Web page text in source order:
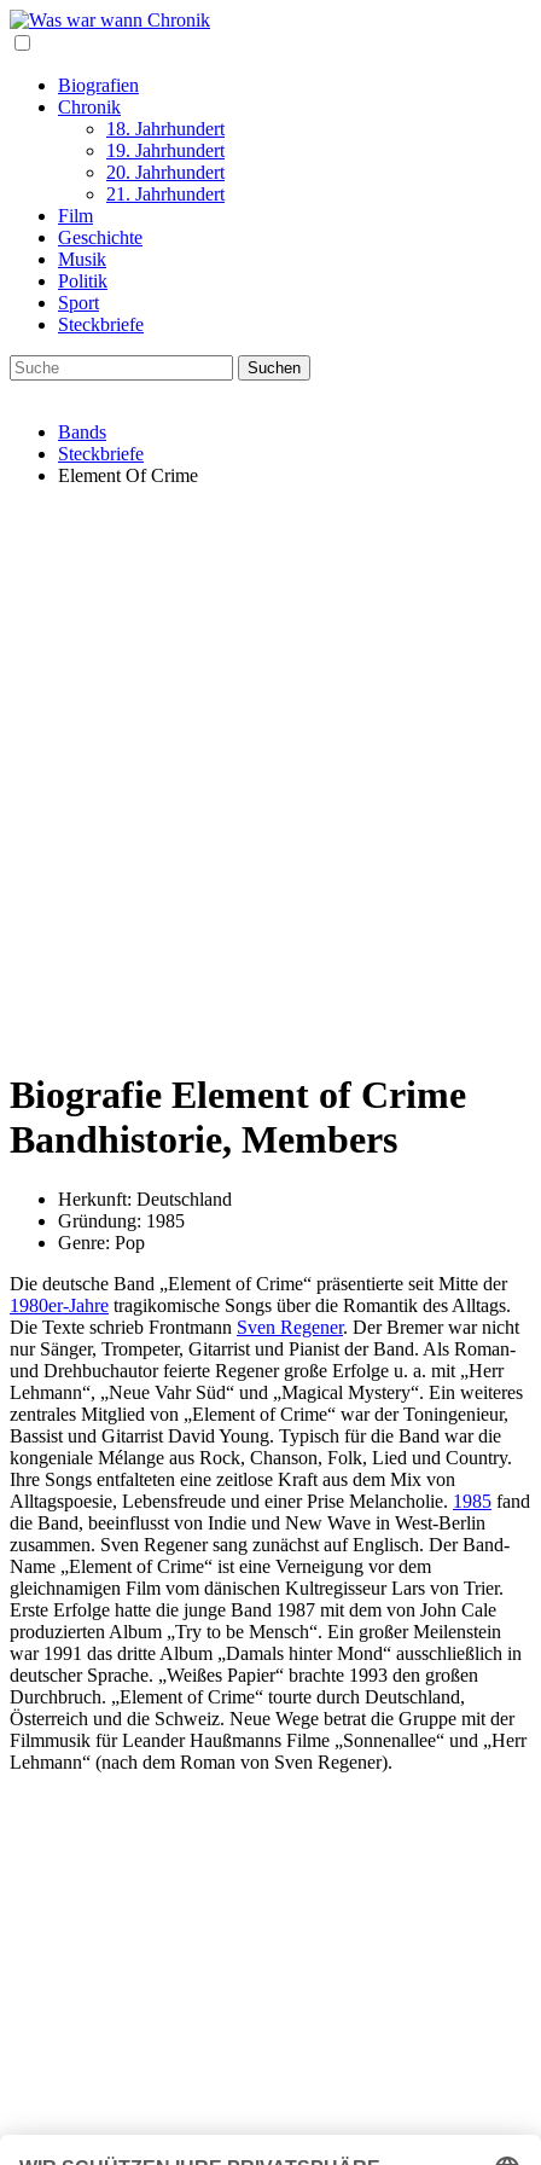
Biografien
Chronik
18. Jahrhundert
19. Jahrhundert
20. Jahrhundert
21. Jahrhundert
Film
Geschichte
Musik
Politik
Sport
Steckbriefe
Bands
Steckbriefe
Element Of Crime
Biografie Element of Crime
Bandhistorie, Members
Herkunft: Deutschland
Gründung: 1985
Genre: Pop
Die deutsche Band „Element of Crime“ präsentierte seit Mitte der
1980er-Jahre tragikomische Songs über die Romantik des Alltags.
Die Texte schrieb Frontmann Sven Regener. Der Bremer war nicht
nur Sänger, Trompeter, Gitarrist und Pianist der Band. Als Roman-
und Drehbuchautor feierte Regener große Erfolge u. a. mit „Herr
Lehmann“, „Neue Vahr Süd“ und „Magical Mystery“. Ein weiteres
zentrales Mitglied von „Element of Crime“ war der Toningenieur,
Bassist und Gitarrist David Young. Typisch für die Band war die
kongeniale Mélange aus Rock, Chanson, Folk, Lied und Country.
Ihre Songs entfalteten eine zeitlose Kraft aus dem Mix von
Alltagspoesie, Lebensfreude und einer Prise Melancholie. 1985 fand
die Band, beeinflusst von Indie und New Wave in West-Berlin
zusammen. Sven Regener sang zunächst auf Englisch. Der Band-
Name „Element of Crime“ ist eine Verneigung vor dem
gleichnamigen Film vom dänischen Kultregisseur Lars von Trier.
Erste Erfolge hatte die junge Band 1987 mit dem von John Cale
produzierten Album „Try to be Mensch“. Ein großer Meilenstein
war 1991 das dritte Album „Damals hinter Mond“ ausschließlich in
deutscher Sprache. „Weißes Papier“ brachte 1993 den großen
Durchbruch. „Element of Crime“ tourte durch Deutschland,
Österreich und die Schweiz. Neue Wege betrat die Gruppe mit der
Filmmusik für Leander Haußmanns Filme „Sonnenallee“ und „Herr
Lehmann“ (nach dem Roman von Sven Regener).